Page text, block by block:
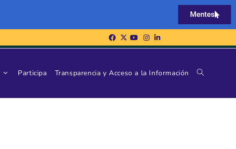
Mentes
Participa Transparencia y Acceso a la Información